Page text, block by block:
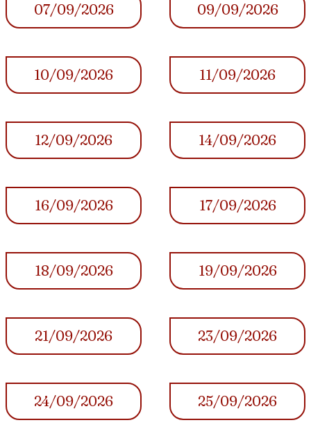
07/09/2026 09/09/2026
10/09/2026 11/09/2026
12/09/2026 14/09/2026
16/09/2026 17/09/2026
18/09/2026 19/09/2026
21/09/2026 23/09/2026
24/09/2026 25/09/2026